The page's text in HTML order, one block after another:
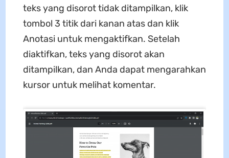
teks yang disorot tidak ditampilkan, klik
tombol 3 titik dari kanan atas dan klik
Anotasi untuk mengaktifkan. Setelah
diaktifkan, teks yang disorot akan
ditampilkan, dan Anda dapat mengarahkan
kursor untuk melihat komentar.